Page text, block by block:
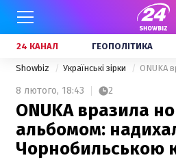
24 КАНАЛ ГЕОПОЛІТИКА
Showbiz Українські зірки
8 лютого, 18:43 2
ONUKA вразила
альбомом:
Чорнобильською